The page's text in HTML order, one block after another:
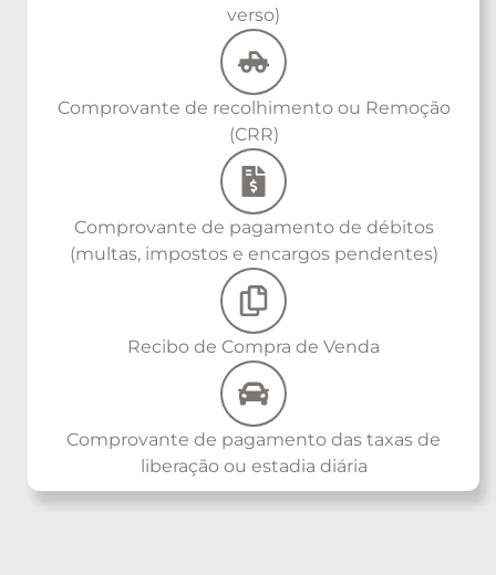
verso)
Comprovante de recolhimento ou Remoção
(CRR)
Comprovante de pagamento de débitos
(multas, impostos e encargos pendentes)
Recibo de Compra de Venda
Comprovante de pagamento das taxas de
liberação ou estadia diária